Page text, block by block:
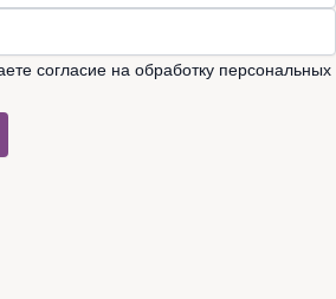
согласие на обработку персональных